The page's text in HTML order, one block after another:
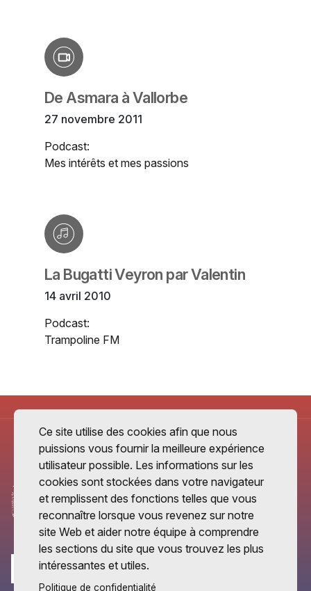
De Asmara à Vallorbe
27 novembre 2011
Podcast:
Mes intérêts et mes passions
La Bugatti Veyron par Valentin
14 avril 2010
Podcast:
Trampoline FM
Ce site utilise des cookies afin que nous
puissions vous fournir la meilleure expérience
utilisateur possible. Les informations sur les
cookies sont stockées dans votre navigateur
et remplissent des fonctions telles que vous
reconnaître lorsque vous revenez sur notre
site Web et aider notre équipe à comprendre
les sections du site que vous trouvez les plus
intéressantes et utiles.
Politique de confidentialité